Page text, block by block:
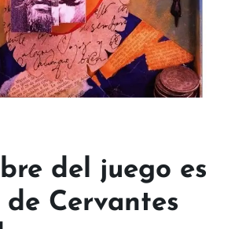
del juego es
Cervantes